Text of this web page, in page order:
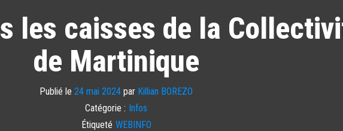
les caisses de la
de Martinique
Publié le 24 mai 2024 par Killian BOREZO
Catégorie : Infos
Étiqueté WEBINFO